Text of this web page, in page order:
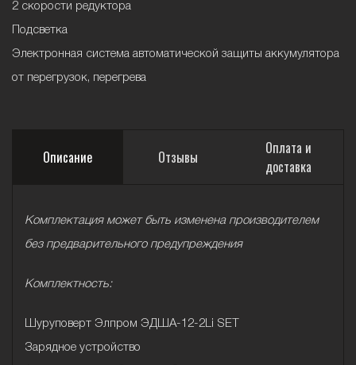
2 скорости редуктора
Подсветка
Электронная система автоматической защиты аккумулятора
от перегрузок, перегрева
Описание Отзывы
Оплата и
доставка
Комплектация может быть изменена производителем
без предварительного предупреждения
Комплектность:
Шуруповерт Элпром ЭДША-12-2Li SET
Зарядное устройство